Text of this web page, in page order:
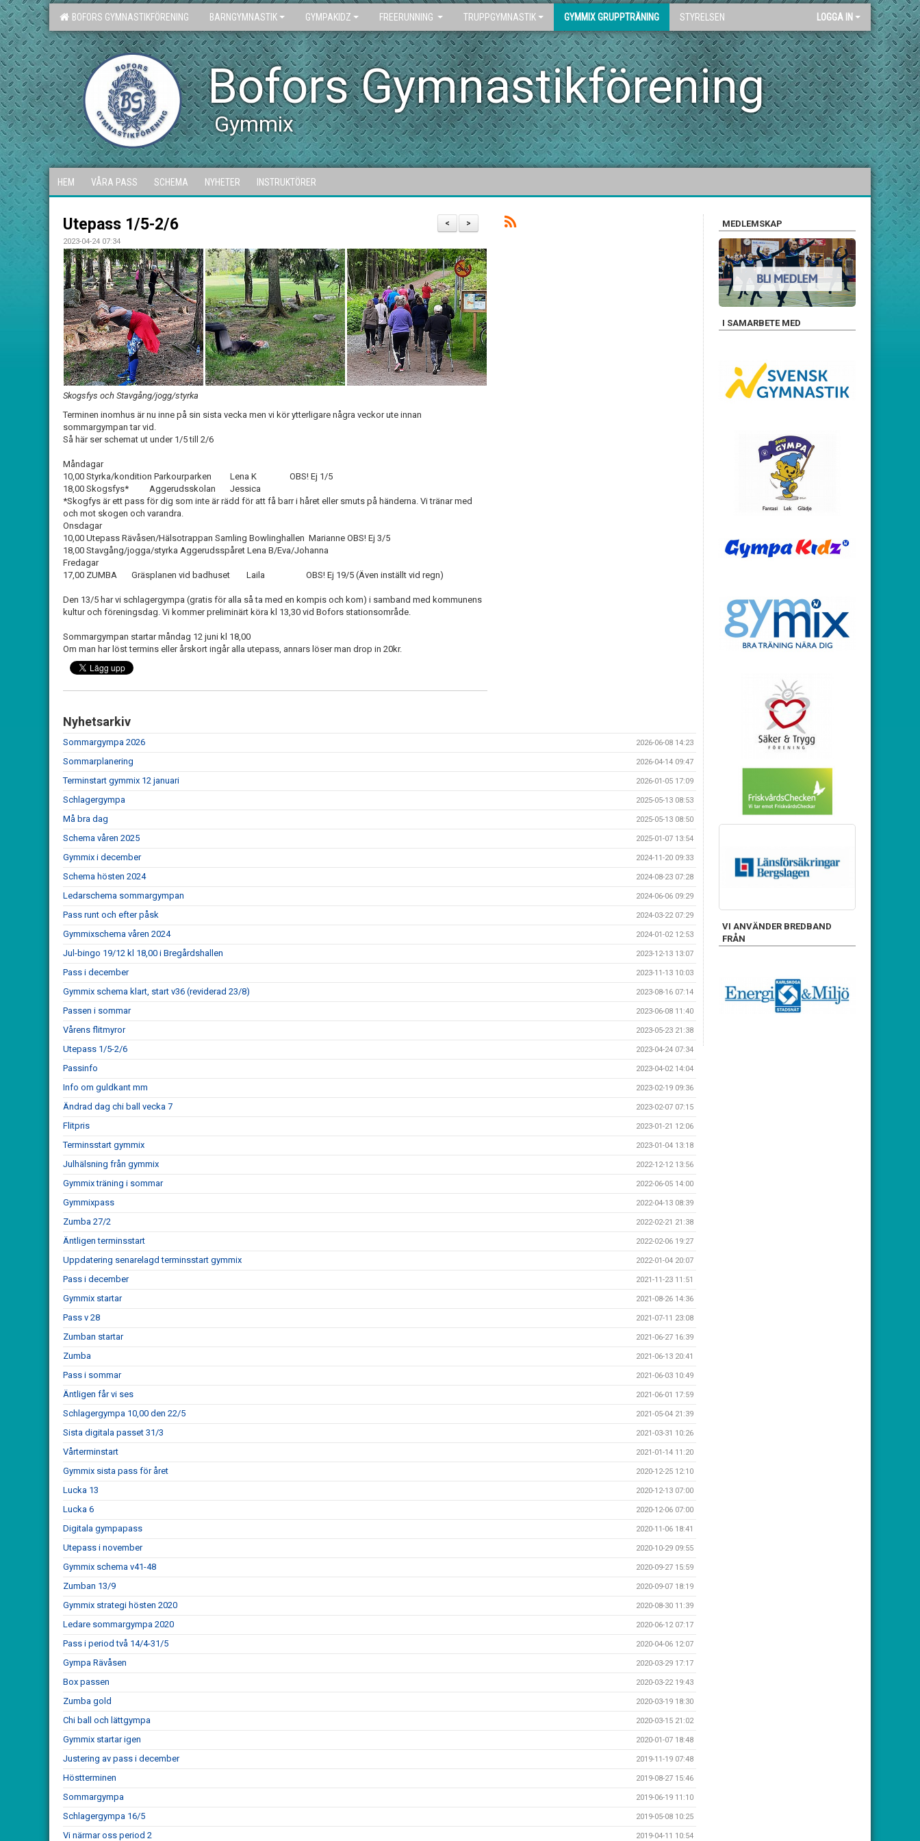
BOFORS GYMNASTIKFÖRENING BARNGYMNASTIK GYMPAKIDZ FREERUNNING TRUPPGYMNASTIK GYMMIX GRUPPTRÄNING STYRELSEN LOGGA IN
Bofors Gymnastikförening
Gymmix
HEM VÅRA PASS SCHEMA NYHETER INSTRUKTÖRER
>
<
Utepass 1/5-2/6
2023-04-24 07:34
Skogsfys och Stavgång/jogg/styrka
Terminen inomhus är nu inne på sin sista vecka men vi kör ytterligare några veckor ute innan
sommargympan tar vid.
Så här ser schemat ut under 1/5 till 2/6
Måndagar
10,00 Styrka/kondition Parkourparken Lena K OBS! Ej 1/5
18,00 Skogsfys* Aggerudsskolan Jessica
*Skogfys är ett pass för dig som inte är rädd för att få barr i håret eller smuts på händerna. Vi tränar med
och mot skogen och varandra.
Onsdagar
10,00 Utepass Rävåsen/Hälsotrappan Samling Bowlinghallen Marianne OBS! Ej 3/5
18,00 Stavgång/jogga/styrka Aggerudsspåret Lena B/Eva/Johanna
Fredagar
17,00 ZUMBA Gräsplanen vid badhuset Laila OBS! Ej 19/5 (Även inställt vid regn)
Den 13/5 har vi schlagergympa (gratis för alla så ta med en kompis och kom) i samband med kommunens
kultur och föreningsdag. Vi kommer preliminärt köra kl 13,30 vid Bofors stationsområde.
Sommargympan startar måndag 12 juni kl 18,00
Om man har löst termins eller årskort ingår alla utepass, annars löser man drop in 20kr.
Nyhetsarkiv
Sommargympa 2026 2026-06-08 14:23
Sommarplanering 2026-04-14 09:47
Terminstart gymmix 12 januari 2026-01-05 17:09
Schlagergympa 2025-05-13 08:53
Må bra dag 2025-05-13 08:50
Schema våren 2025 2025-01-07 13:54
Gymmix i december 2024-11-20 09:33
Schema hösten 2024 2024-08-23 07:28
Ledarschema sommargympan 2024-06-06 09:29
Pass runt och efter påsk 2024-03-22 07:29
Gymmixschema våren 2024 2024-01-02 12:53
Jul-bingo 19/12 kl 18,00 i Bregårdshallen 2023-12-13 13:07
Pass i december 2023-11-13 10:03
Gymmix schema klart, start v36 (reviderad 23/8) 2023-08-16 07:14
Passen i sommar 2023-06-08 11:40
Vårens flitmyror 2023-05-23 21:38
Utepass 1/5-2/6 2023-04-24 07:34
Passinfo 2023-04-02 14:04
Info om guldkant mm 2023-02-19 09:36
Ändrad dag chi ball vecka 7 2023-02-07 07:15
Flitpris 2023-01-21 12:06
Terminsstart gymmix 2023-01-04 13:18
Julhälsning från gymmix 2022-12-12 13:56
Gymmix träning i sommar 2022-06-05 14:00
Gymmixpass 2022-04-13 08:39
Zumba 27/2 2022-02-21 21:38
Äntligen terminsstart 2022-02-06 19:27
Uppdatering senarelagd terminsstart gymmix 2022-01-04 20:07
Pass i december 2021-11-23 11:51
Gymmix startar 2021-08-26 14:36
Pass v 28 2021-07-11 23:08
Zumban startar 2021-06-27 16:39
Zumba 2021-06-13 20:41
Pass i sommar 2021-06-03 10:49
Äntligen får vi ses 2021-06-01 17:59
Schlagergympa 10,00 den 22/5 2021-05-04 21:39
Sista digitala passet 31/3 2021-03-31 10:26
Vårterminstart 2021-01-14 11:20
Gymmix sista pass för året 2020-12-25 12:10
Lucka 13 2020-12-13 07:00
Lucka 6 2020-12-06 07:00
Digitala gympapass 2020-11-06 18:41
Utepass i november 2020-10-29 09:55
Gymmix schema v41-48 2020-09-27 15:59
Zumban 13/9 2020-09-07 18:19
Gymmix strategi hösten 2020 2020-08-30 11:39
Ledare sommargympa 2020 2020-06-12 07:17
Pass i period två 14/4-31/5 2020-04-06 12:07
Gympa Rävåsen 2020-03-29 17:17
Box passen 2020-03-22 19:43
Zumba gold 2020-03-19 18:30
Chi ball och lättgympa 2020-03-15 21:02
Gymmix startar igen 2020-01-07 18:48
Justering av pass i december 2019-11-19 07:48
Höstterminen 2019-08-27 15:46
Sommargympa 2019-06-19 11:10
Schlagergympa 16/5 2019-05-08 10:25
Vi närmar oss period 2 2019-04-11 10:54
MEDLEMSKAP
I SAMARBETE MED
VI ANVÄNDER BREDBAND
FRÅN